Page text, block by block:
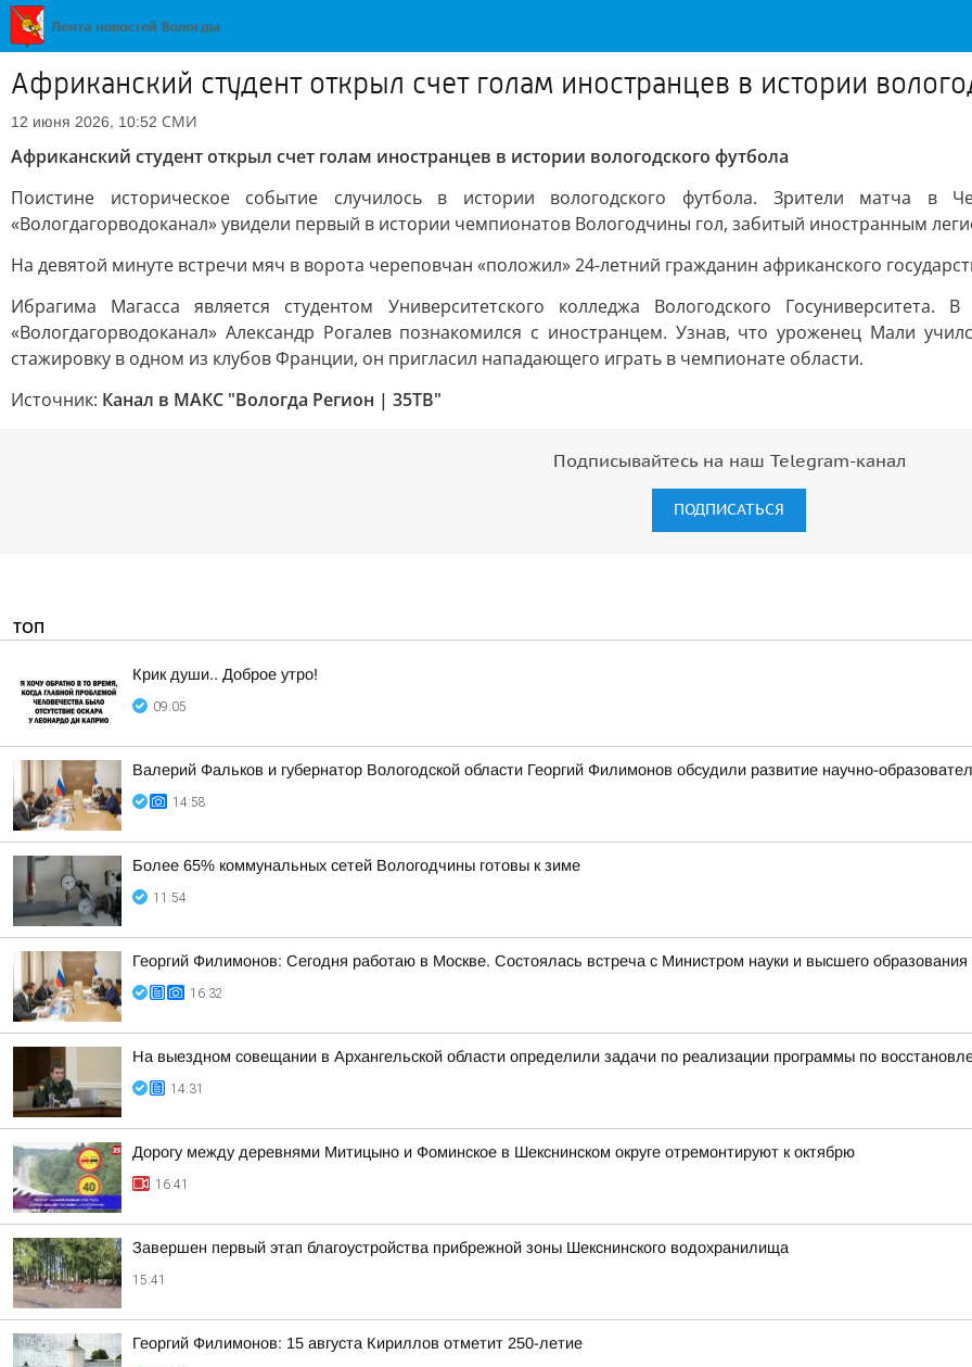
Африканский студент открыл счет голам иностранцев в истории
12 июня 2026, 10:52 СМИ
Африканский студент открыл счет голам иностранцев в истории вологодского футбола
Поистине историческое событие случилось в истории вологодского футбола. Зрители матча
«Вологдагорводоканал» увидели первый в истории чемпионатов Вологодчины гол, забитый иностранным
На девятой минуте встречи мяч в ворота череповчан «положил» 24-летний гражданин африканского
Ибрагима Магасса является студентом Университетского колледжа Вологодского
«Вологдагорводоканал» Александр Рогалев познакомился с иностранцем. Узнав, что уроженец Мали
стажировку в одном из клубов Франции, он пригласил нападающего играть в чемпионате области.
Источник: Канал в МАКС "Вологда Регион | 35ТВ"
Подписывайтесь на наш Telegram-канал
ПОДПИСАТЬСЯ
ТОП
Крик души.. Доброе утро!
09:05
Валерий Фальков и губернатор Вологодской области Георгий Филимонов обсудили развитие научно-
14:58
Более 65% коммунальных сетей Вологодчины готовы к зиме
11:54
Георгий Филимонов: Сегодня работаю в Москве. Состоялась встреча с Министром науки и высшего
16:32
На выездном совещании в Архангельской области определили задачи по реализации программы по
14:31
Дорогу между деревнями Митицыно и Фоминское в Шекснинском округе отремонтируют к октябрю
16:41
Завершен первый этап благоустройства прибрежной зоны Шекснинского водохранилища
15:41
Георгий Филимонов: 15 августа Кириллов отметит 250-летие